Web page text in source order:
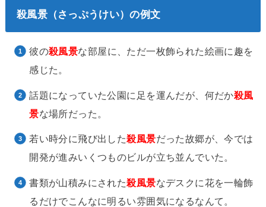
殺風景（さっぷうけい）の例文
彼の殺風景な部屋に、ただ一枚飾られた絵画に趣を
感じた。
話題になっていた公園に足を運んだが、何だか殺風
景な場所だった。
若い時分に飛び出した殺風景だった故郷が、今では
開発が進みいくつものビルが立ち並んでいた。
書類が山積みにされた殺風景なデスクに花を一輪飾
るだけでこんなに明るい雰囲気になるなんて。